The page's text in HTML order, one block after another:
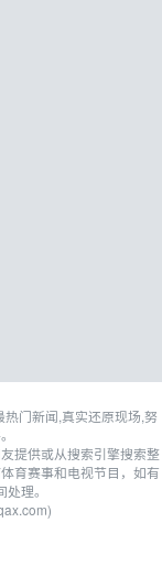
门新闻,真实还原现场,努
提供或从搜索引擎搜索整
育赛事和电视节目，如有
理。